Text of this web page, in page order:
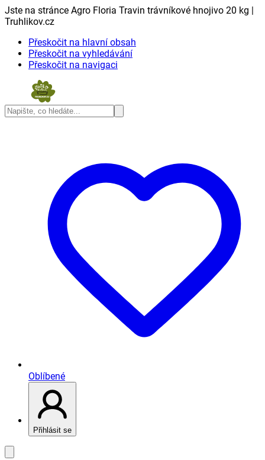
Jste na stránce Agro Floria Travin trávníkové hnojivo 20 kg |
Truhlikov.cz
Přeskočit na hlavní obsah
Přeskočit na vyhledávání
Přeskočit na navigaci
Oblíbené
Přihlásit se